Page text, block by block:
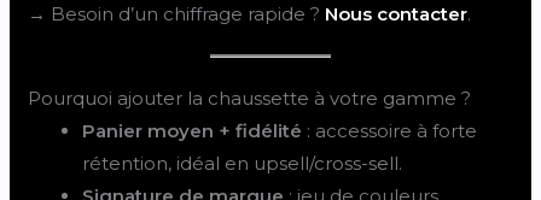
→ Besoin d’un chiffrage rapide ? Nous contacter.
Pourquoi ajouter la chaussette à votre gamme ?
Panier moyen + fidélité : accessoire à forte
rétention, idéal en upsell/cross-sell.
Signature de marque : jeu de couleurs,